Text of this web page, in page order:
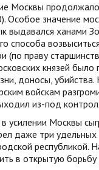
Москвы
Особое значение
выдавался ханами
способа
(по праву
князей
доносы, убийства.
войскам
из-под
усилении Москвы
даже три
республикой.
в открытую